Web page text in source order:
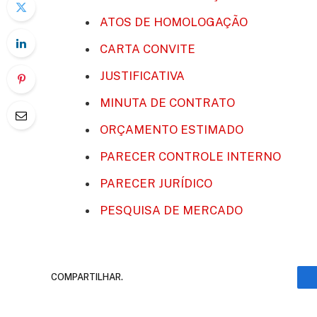
ATOS DE HOMOLOGAÇÃO
CARTA CONVITE
JUSTIFICATIVA
MINUTA DE CONTRATO
ORÇAMENTO ESTIMADO
PARECER CONTROLE INTERNO
PARECER JURÍDICO
PESQUISA DE MERCADO
COMPARTILHAR.